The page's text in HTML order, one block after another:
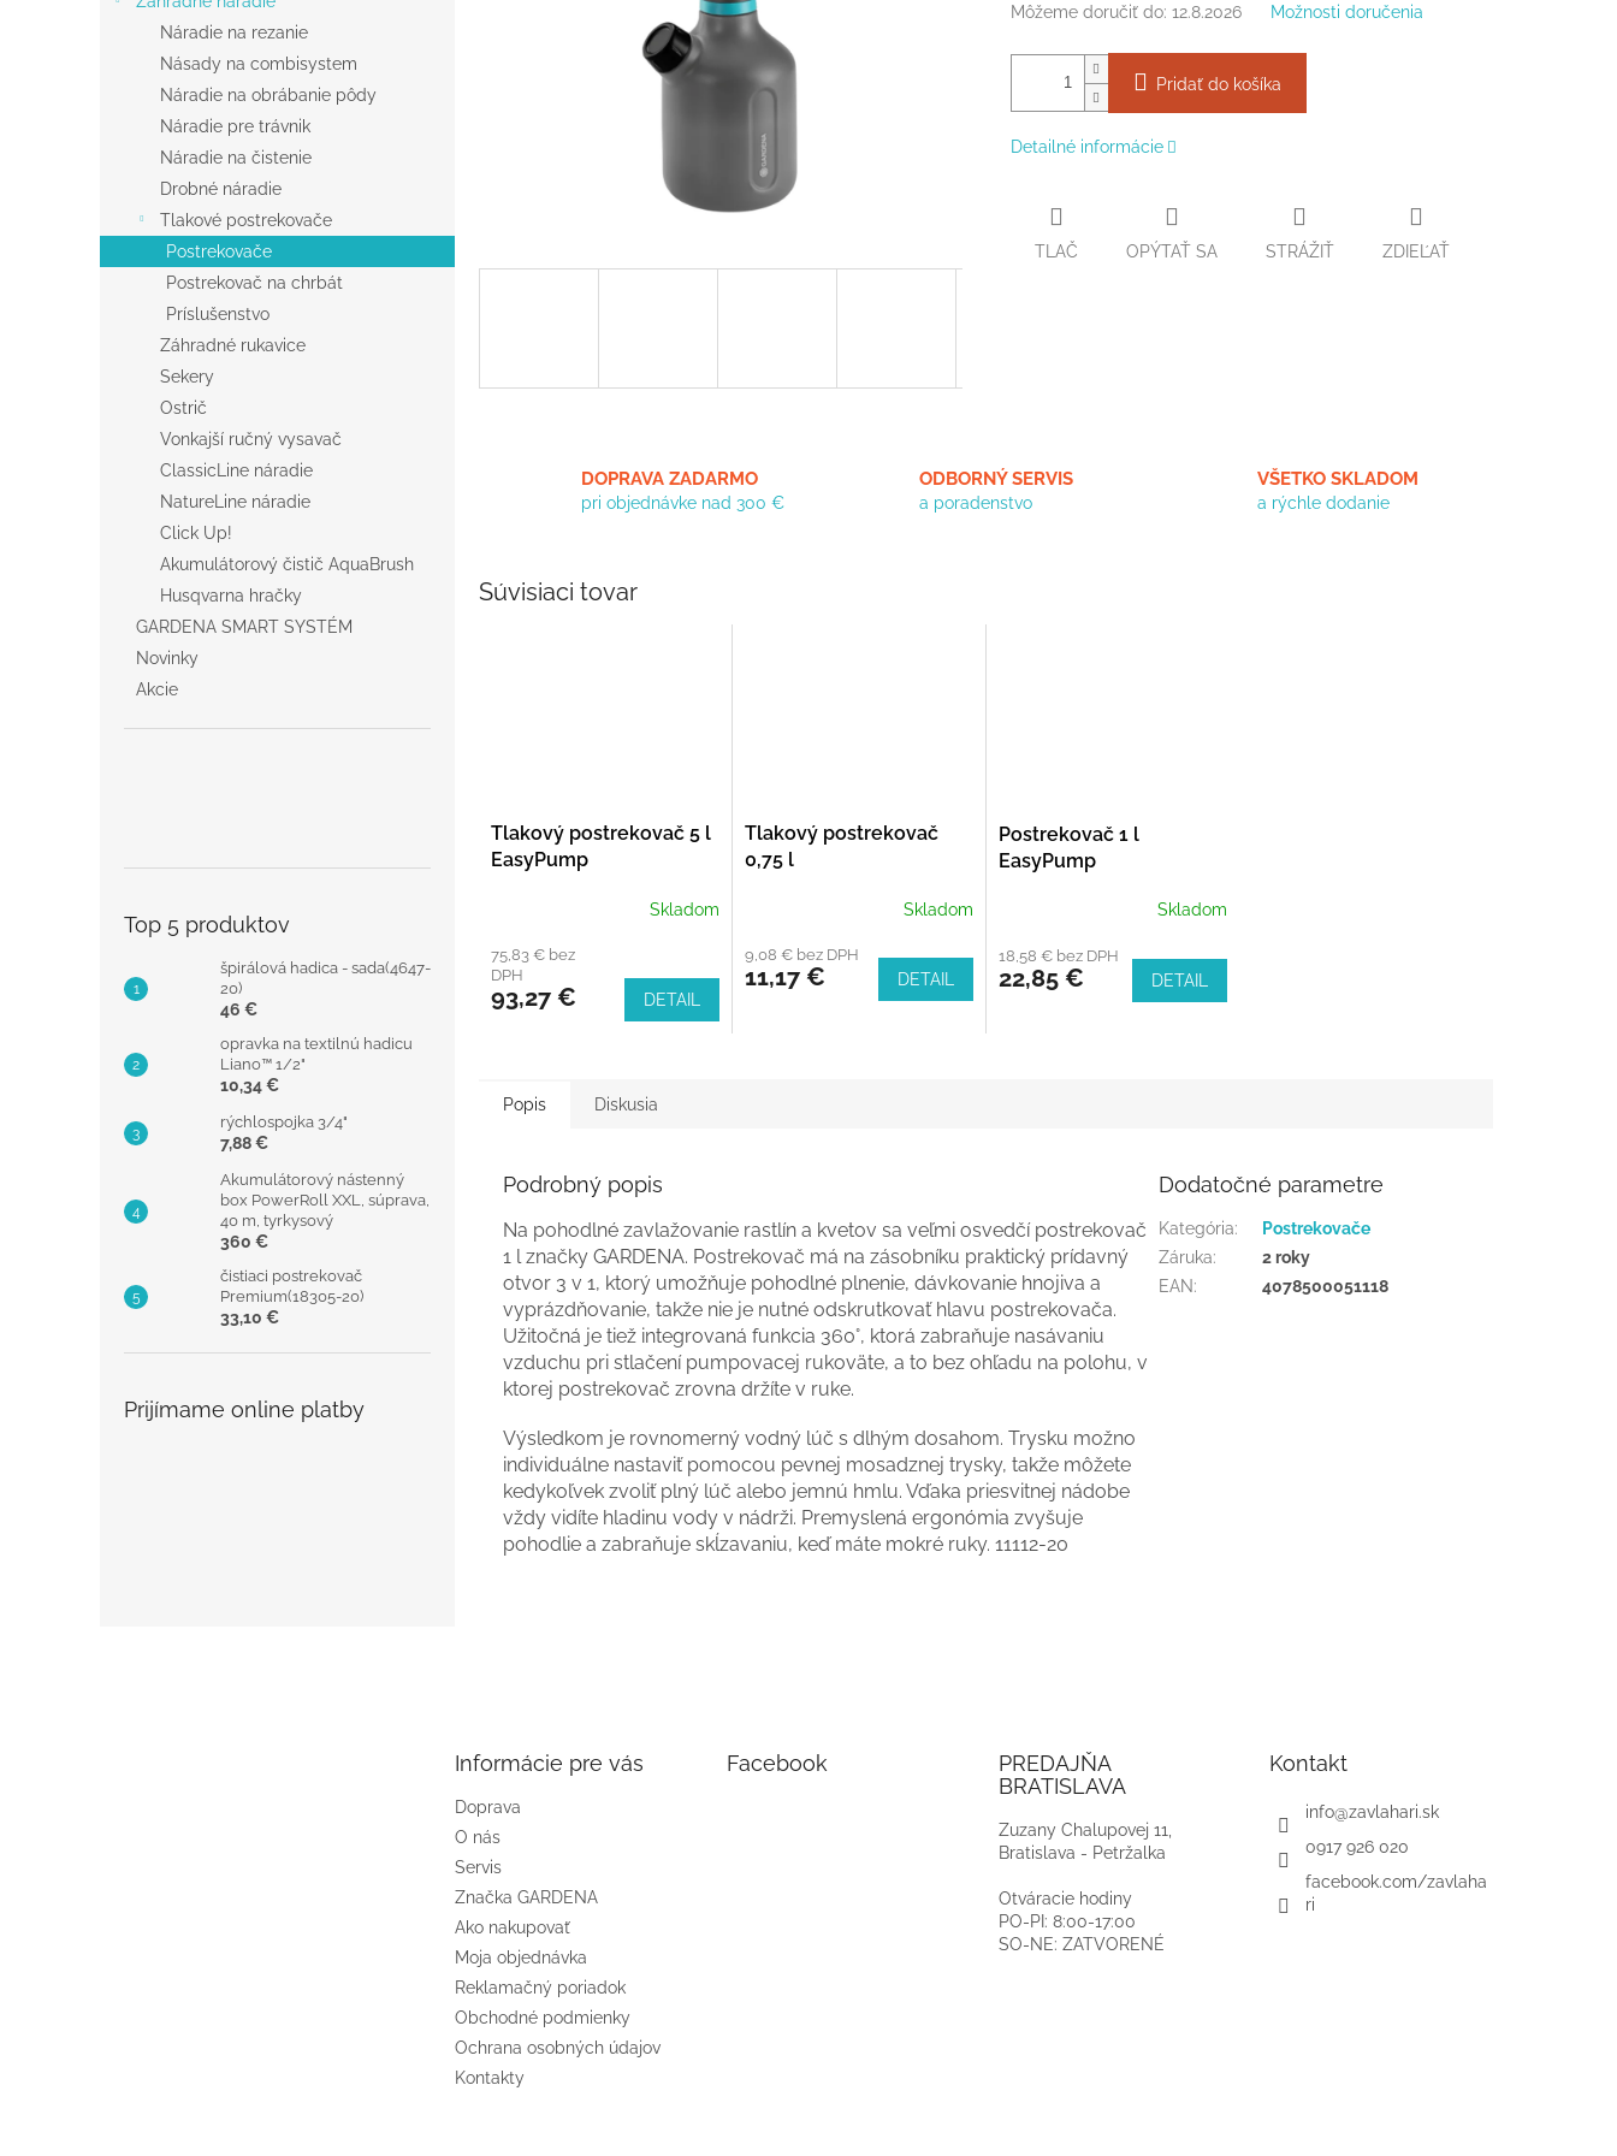
Náradie na rezanie
Násady na combisystem
Náradie na obrábanie pôdy
Náradie pre trávnik
Náradie na čistenie
Drobné náradie
Tlakové postrekovače
Postrekovače
Postrekovač na chrbát
Príslušenstvo
Záhradné rukavice
Sekery
Ostrič
Vonkajší ručný vysavač
ClassicLine náradie
NatureLine náradie
Click Up!
Akumulátorový čistič AquaBrush
Husqvarna hračky
GARDENA SMART SYSTÉM
Novinky
Akcie
Top 5 produktov
špirálová hadica - sada(4647-
20)
46 €
opravka na textilnú hadicu
Liano™ 1/2"
10,34 €
rýchlospojka 3/4"
7,88 €
Akumulátorový nástenný
box PowerRoll XXL, súprava,
40 m, tyrkysový
360 €
čistiaci postrekovač
Premium(18305-20)
33,10 €
Prijímame online platby
Môžeme doručiť do: 12.8.2026 Možnosti doručenia
Pridať do košíka
Detailné informácie
TLAČ OPÝTAŤ SA STRÁŽIŤ ZDIEĽAŤ
DOPRAVA ZADARMO
pri objednávke nad 300 €
ODBORNÝ SERVIS
a poradenstvo
VŠETKO SKLADOM
a rýchle dodanie
Súvisiaci tovar
Tlakový postrekovač 5 l
EasyPump
Skladom
75,83 € bez
DPH
93,27 € DETAIL
Tlakový postrekovač
0,75 l
Skladom
9,08 € bez DPH
11,17 € DETAIL
Postrekovač 1 l
EasyPump
Skladom
18,58 € bez DPH
22,85 € DETAIL
Popis Diskusia
Podrobný popis
Na pohodlné zavlažovanie rastlín a kvetov sa veľmi osvedčí postrekovač
1 l značky GARDENA. Postrekovač má na zásobníku praktický prídavný
otvor 3 v 1, ktorý umožňuje pohodlné plnenie, dávkovanie hnojiva a
vyprázdňovanie, takže nie je nutné odskrutkovať hlavu postrekovača.
Užitočná je tiež integrovaná funkcia 360°, ktorá zabraňuje nasávaniu
vzduchu pri stlačení pumpovacej rukoväte, a to bez ohľadu na polohu, v
ktorej postrekovač zrovna držíte v ruke.
Výsledkom je rovnomerný vodný lúč s dlhým dosahom. Trysku možno
individuálne nastaviť pomocou pevnej mosadznej trysky, takže môžete
kedykoľvek zvoliť plný lúč alebo jemnú hmlu. Vďaka priesvitnej nádobe
vždy vidíte hladinu vody v nádrži. Premyslená ergonómia zvyšuje
pohodlie a zabraňuje skĺzavaniu, keď máte mokré ruky. 11112-20
Dodatočné parametre
Kategória:
Postrekovače
Záruka:
2 roky
EAN: 4078500051118
Informácie pre vás
Doprava
O nás
Servis
Značka GARDENA
Ako nakupovať
Moja objednávka
Reklamačný poriadok
Obchodné podmienky
Ochrana osobných údajov
Kontakty
Facebook
PREDAJŇA
BRATISLAVA
Zuzany Chalupovej 11,
Bratislava - Petržalka
Otváracie hodiny
PO-PI: 8:00-17:00
SO-NE: ZATVORENÉ
Kontakt
info@zavlahari.sk
0917 926 020
facebook.com/zavlaha
ri